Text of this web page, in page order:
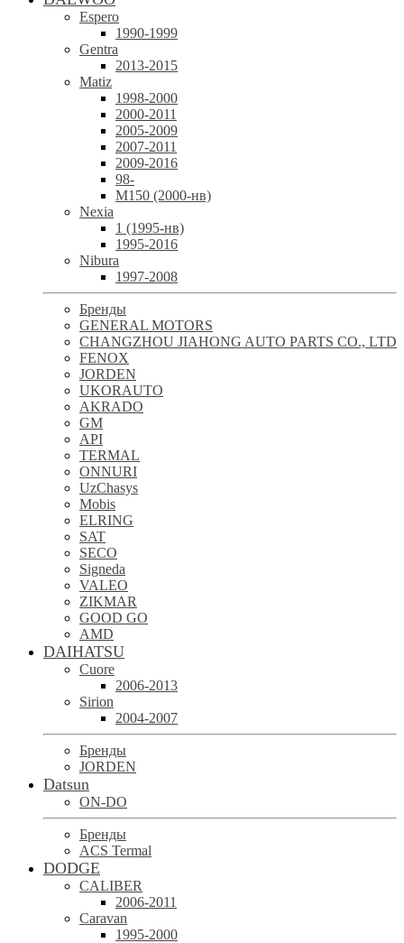
Espero
1990-1999
Gentra
2013-2015
Matiz
1998-2000
2000-2011
2005-2009
2007-2011
2009-2016
98-
М150 (2000-нв)
Nexia
1 (1995-нв)
1995-2016
Nibura
1997-2008
Бренды
GENERAL MOTORS
CHANGZHOU JIAHONG AUTO PARTS CO., LTD
FENOX
JORDEN
UKORAUTO
AKRADO
GM
API
TERMAL
ONNURI
UzChasys
Mobis
ELRING
SAT
SECO
Signeda
VALEO
ZIKMAR
GOOD GO
AMD
DAIHATSU
Cuore
2006-2013
Sirion
2004-2007
Бренды
JORDEN
Datsun
ON-DO
Бренды
ACS Termal
DODGE
CALIBER
2006-2011
Caravan
1995-2000